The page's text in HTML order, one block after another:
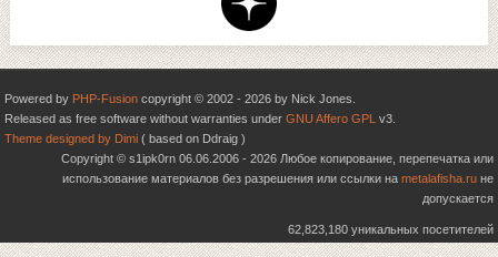
Powered by PHP-Fusion copyright © 2002 - 2026 by Nick Jones.
Released as free software without warranties under GNU Affero GPL v3.
Theme designed by Dimi ( based on Ddraig )
Copyright © s1ipk0rn 06.06.2006 - 2026 Любое копирование, перепечатка или
использование материалов без разрешения или ссылки на metalafisha.ru не
допускается
62,823,180 уникальных посетителей